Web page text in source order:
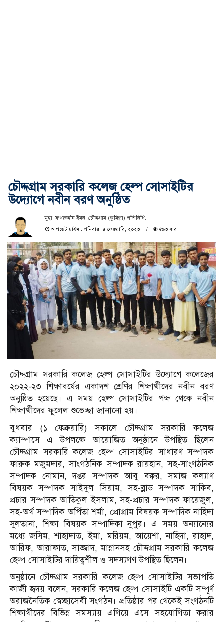
চৌদ্দগ্রাম সরকারি কলেজ হেল্প সোসাইটির
উদ্যোগে নবীন বরণ অনুষ্ঠিত
মুহা. ফখরুদ্দীন ইমন, চৌদ্দগ্রাম (কুমিল্লা) প্রতিনিধি:
আপডেট টাইম : শনিবার, ৪ ফেব্রুয়ারি, ২০২৩
৫৯৩ বার
চৌদ্দগ্রাম সরকারি কলেজ হেল্প সোসাইটির উদ্যোগে কলেজের
২০২২-২৩ শিক্ষাবর্ষের একাদশ শ্রেণির শিক্ষার্থীদের নবীন বরণ
অনুষ্ঠিত হয়েছে। এ সময় হেল্প সোসাইটির পক্ষ থেকে নবীন
শিক্ষার্থীদের ফুলেল শুভেচ্ছা জানানো হয়।
বুধবার (১ ফেব্রুয়ারি) সকালে চৌদ্দগ্রাম সরকারি কলেজ
ক্যাম্পাসে এ উপলক্ষে আয়োজিত অনুষ্ঠানে উপস্থিত ছিলেন
চৌদ্দগ্রাম সরকারি কলেজ হেল্প সোসাইটির সাধারণ সম্পাদক
ফারুক মজুমদার, সাংগঠনিক সম্পাদক রায়হান, সহ-সাংগঠনিক
সম্পাদক নোমান, দপ্তর সম্পাদক আবু বক্কর, সমাজ কল্যাণ
বিষয়ক সম্পাদক সাইদুল সিয়াম, সহ-ব্লাড সম্পাদক সাকিব,
প্রচার সম্পাদক আতিকুল ইসলাম, সহ-প্রচার সম্পাদক ফায়েজুল,
সহ-অর্থ সম্পাদিক অর্পিতা শর্মা, প্রোগ্রাম বিষয়ক সম্পাদিক নাহিদা
সুলতানা, শিক্ষা বিষয়ক সম্পাদিকা নুপুর। এ সময় অন্যান্যের
মধ্যে জসিম, শাহাদাত, ইমা, মরিয়ম, আয়েশা, নাহিদা, রাহাদ,
আরিফ, আরাফাত, সাজ্জাদ, মান্নানসহ চৌদ্দগ্রাম সরকারি কলেজ
হেল্প সোসাইটির দায়িত্বশীল ও সদস্যগণ উপস্থিত ছিলেন।
অনুষ্ঠানে চৌদ্দগ্রাম সরকারি কলেজ হেল্প সোসাইটির সভাপতি
কাজী হৃদয় বলেন, সরকারি কলেজ হেল্প সোসাইটি একটি সম্পূর্ণ
অরাজনৈতিক স্বেচ্ছাসেবী সংগঠন। প্রতিষ্ঠার পর থেকেই সংগঠনটি
শিক্ষার্থীদের বিভিন্ন সমস্যায় এগিয়ে এসে সহযোগিতা করার